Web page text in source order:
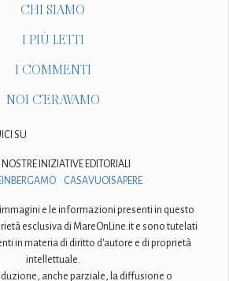
CHI SIAMO
I PIÙ LETTI
I COMMENTI
NOI C'ERAVAMO
SU
NOSTRE INIZIATIVE EDITORIALI
CASAVUOISAPERE
immagini e le informazioni presenti in questo
esclusiva di MareOnLine.it e sono tutelati
in materia di diritto d'autore e di proprietà
intellettuale.
anche parziale, la diffusione o